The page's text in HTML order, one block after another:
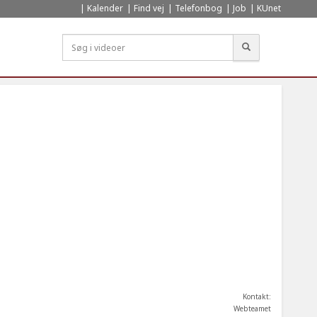
Kalender Find vej Telefonbog Job KUnet
Kontakt:
Webteamet